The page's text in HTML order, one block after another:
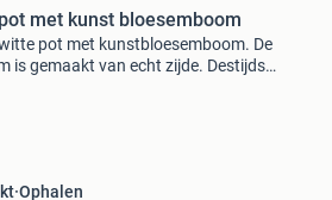
met kunst bloesemboom
pot met kunstbloesemboom. De
is gemaakt van echt zijde. Destijds
Ophalen